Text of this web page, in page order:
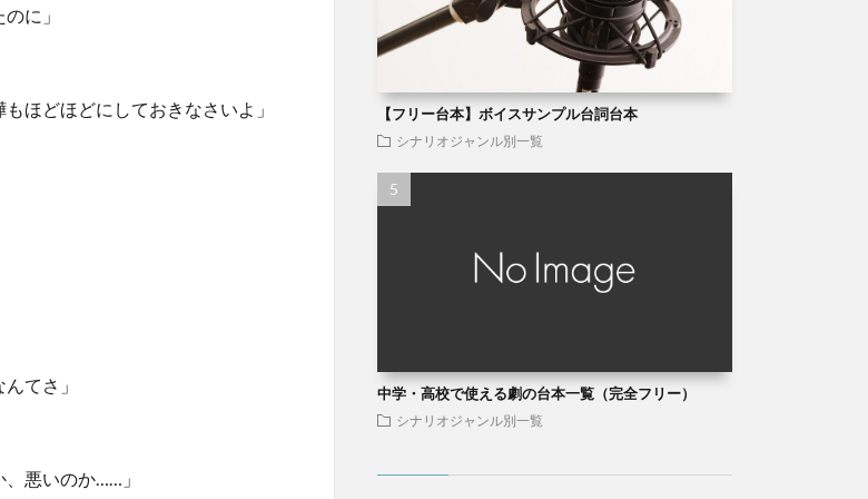
に」
ほどほどにしておきなさいよ」
てさ」
悪いのか……」
【フリー台本】ボイスサンプル台詞台本
シナリオジャンル別一覧
中学・高校で使える劇の台本一覧（完全フリー）
シナリオジャンル別一覧